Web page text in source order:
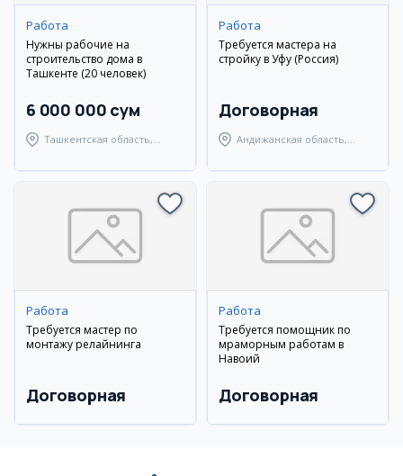
Работа
Нужны рабочие на
строительство дома в
Ташкенте (20 человек)
6 000 000 сум
Ташкентская область,
Работа
Требуется мастера на
стройку в Уфу (Россия)
Договорная
Андижанская область,
Работа
Требуется мастер по
монтажу релайнинга
Договорная
Работа
Требуется помощник по
мраморным работам в
Навоий
Договорная